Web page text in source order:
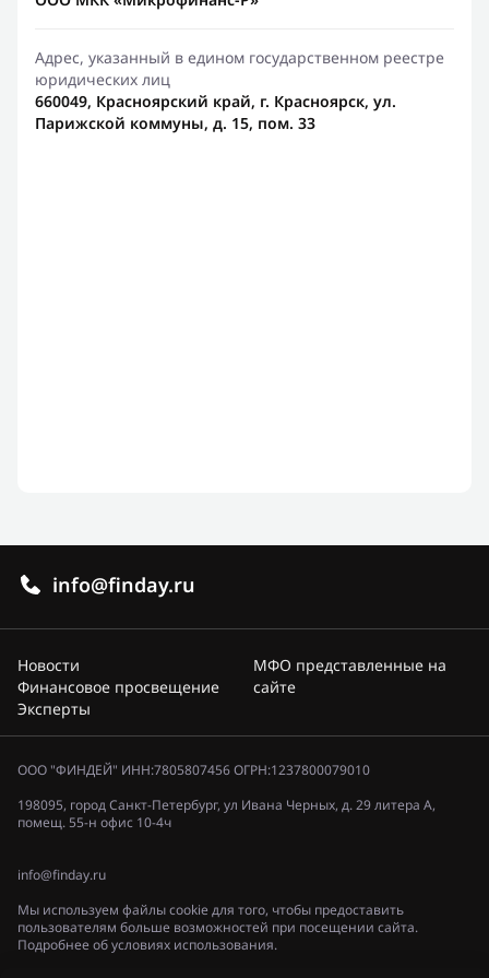
Адрес, указанный в едином государственном реестре
юридических лиц
660049, Красноярский край, г. Красноярск, ул.
Парижской коммуны, д. 15, пом. 33
info@finday.ru
Новости
Финансовое просвещение
Эксперты
МФО представленные на
сайте
ООО "ФИНДЕЙ" ИНН:7805807456 ОГРН:1237800079010
198095, город Санкт-Петербург, ул Ивана Черных, д. 29 литера А,
помещ. 55-н офис 10-4ч
info@finday.ru
Мы используем файлы cookie для того, чтобы предоставить
пользователям больше возможностей при посещении сайта.
Подробнее об условиях использования.